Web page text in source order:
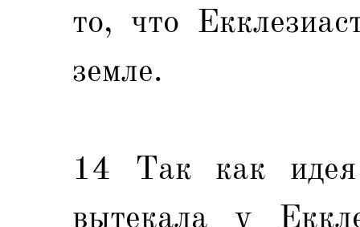
то, что
земле.
14 Так как идея
вытекала у